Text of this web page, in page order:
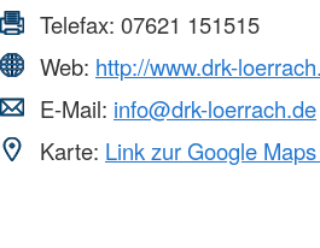
Telefax: 07621 151515
Web: http://www.drk-
E-Mail: info@drk-loerrach.de
Karte: Link zur Google